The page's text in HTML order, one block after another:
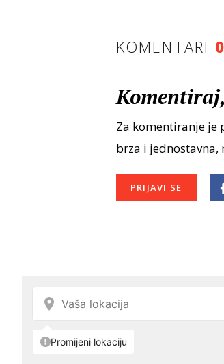
KOMENTARI 0
Za komentiranje je
brza i
PRIJAVI SE